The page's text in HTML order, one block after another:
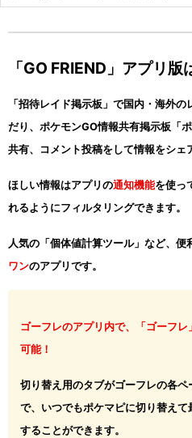
「GO FRIEND」アプリ版
「招待レイド掲示板」で国内・海外
だり、ポケモンGO情報共有掲示板「
共有、コメント投稿をして情報をシェ
ほしい情報はアプリの通知機能を使っ
れるようにフィルタリングできます。
人気の「個体値計算ツール」など、便
ワンのアプリです。
ゴーフレのアプリ内で、「ゴーフ
可能！
切り替え用のタブがゴーフレの各
で、いつでもポケマピに切り替え
することができます。